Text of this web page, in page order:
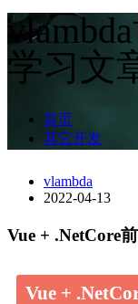
学习文
首页
其它开发
vlambda
2022-04-13
Vue + .NetCore
Vue +